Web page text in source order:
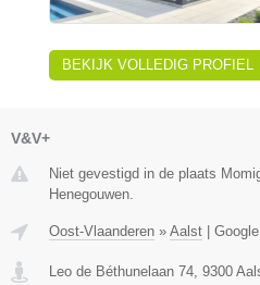
BEKIJK VOLLEDIG PROFIEL
V&V+
Niet gevestigd in de plaats
Henegouwen.
Oost-Vlaanderen » Aalst
Leo de Béthunelaan 74 9300